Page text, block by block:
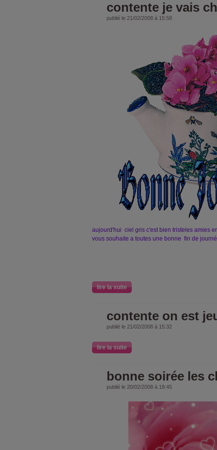
contente je vais
publié le 21/02/2008 à 15:58
aujourd'hui ciel gris c'est bien tristeles amies
vous souhaite a toutes une bonne fin de
lire la suite
contente on est
publié le 21/02/2008 à 15:32
lire la suite
bonne soirée les
publié le 20/02/2008 à 18:45